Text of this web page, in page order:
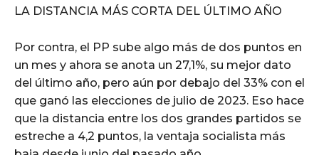
LA DISTANCIA MÁS CORTA DEL ÚLTIMO AÑO
Por contra, el PP sube algo más de dos puntos en
un mes y ahora se anota un 27,1%, su mejor dato
del último año, pero aún por debajo del 33% con el
que ganó las elecciones de julio de 2023. Eso hace
que la distancia entre los dos grandes partidos se
estreche a 4,2 puntos, la ventaja socialista más